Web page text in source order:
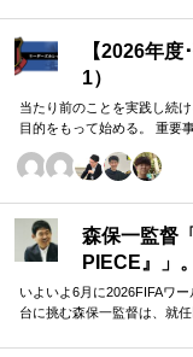
【2026年
1）
当たり前のことを実践し続
目的をもって始める。 重要
バーのための研修です。
森保一監督
PIECE』」
界へ挑む①
いよいよ6月に2026FIFAワ
台に挑む森保一監督は、就